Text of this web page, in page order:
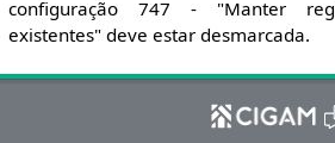
configuração 747 - "Manter
existentes" deve estar desmarcada.